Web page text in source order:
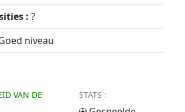
: ?
niveau
VAN DE
STATS :